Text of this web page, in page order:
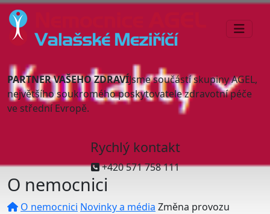
PARTNER VAŠEHO ZDRAVÍJsme součástí skupiny AGEL,
největšího soukromého poskytovatele zdravotní péče
ve střední Evropě.
Rychlý kontakt
+420 571 758 111
O nemocnici
O nemocnici Novinky a média Změna provozu